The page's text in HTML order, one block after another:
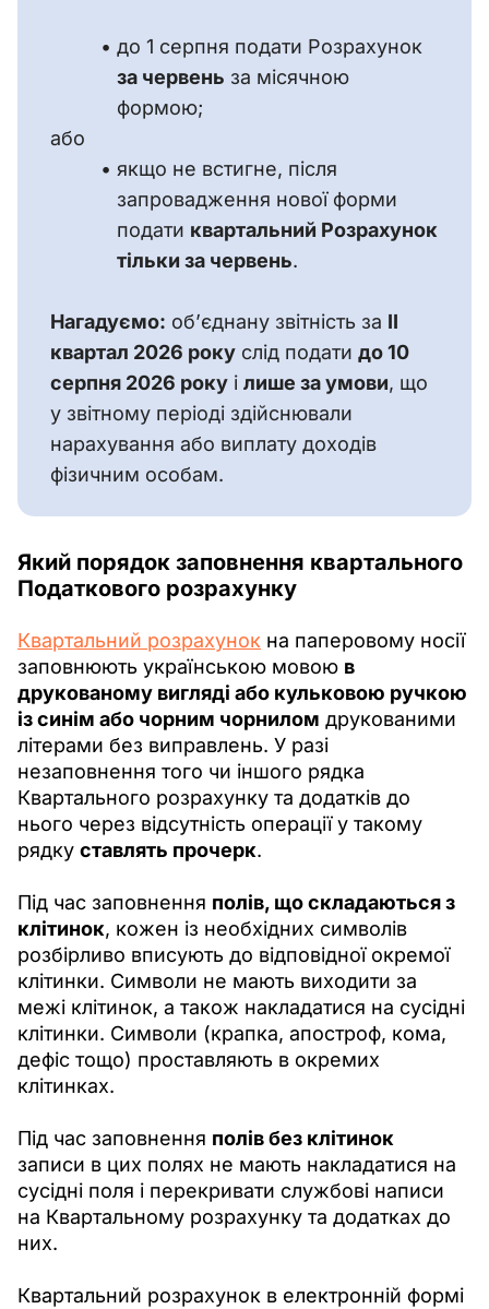
до 1 серпня подати Розрахунок
за червень за місячною
формою;
або
якщо не встигне, після
запровадження нової форми
подати квартальний Розрахунок
тільки за червень.
Нагадуємо: об’єднану звітність за II
квартал 2026 року слід подати до 10
серпня 2026 року і лише за умови, що
у звітному періоді здійснювали
нарахування або виплату доходів
фізичним особам.
Який порядок заповнення квартального
Податкового розрахунку
Квартальний розрахунок на паперовому носії
заповнюють українською мовою в
друкованому вигляді або кульковою ручкою
із синім або чорним чорнилом друкованими
літерами без виправлень. У разі
незаповнення того чи іншого рядка
Квартального розрахунку та додатків до
нього через відсутність операції у такому
рядку ставлять прочерк.
Під час заповнення полів, що складаються з
клітинок, кожен із необхідних символів
розбірливо вписують до відповідної окремої
клітинки. Символи не мають виходити за
межі клітинок, а також накладатися на сусідні
клітинки. Символи (крапка, апостроф, кома,
дефіс тощо) проставляють в окремих
клітинках.
Під час заповнення полів без клітинок
записи в цих полях не мають накладатися на
сусідні поля і перекривати службові написи
на Квартальному розрахунку та додатках до
них.
Квартальний розрахунок в електронній формі